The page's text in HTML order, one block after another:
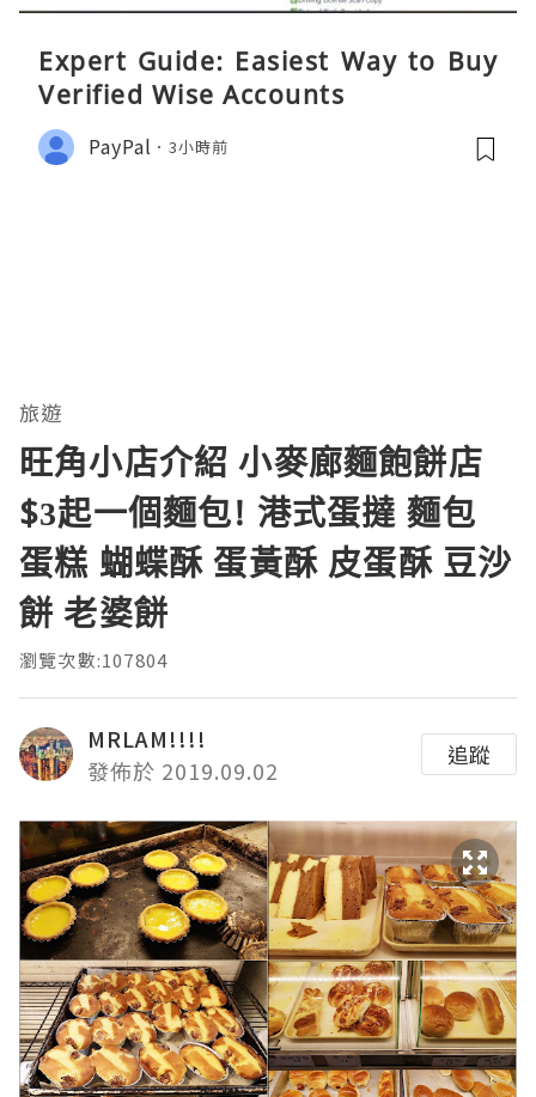
Expert Guide: Easiest Way to Buy
Verified Wise Accounts
PayPal 3小時前
旅遊
旺角小店介紹 小麥廊麵飽餅店
$3起一個麵包! 港式蛋撻 麵包
蛋糕 蝴蝶酥 蛋黃酥 皮蛋酥 豆沙
餅 老婆餅
瀏覽次數:107804
MRLAM!!!!
發佈於 2019.09.02
追蹤